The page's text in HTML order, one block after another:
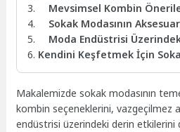
Mevsimsel Kombin
Sokak Modasının
Moda Endüstrisi
Kendini Keşfetmek İçin
Makalemizde sokak modasının
kombin seçeneklerini, vazgeçilmez
endüstrisi üzerindeki derin etkilerini